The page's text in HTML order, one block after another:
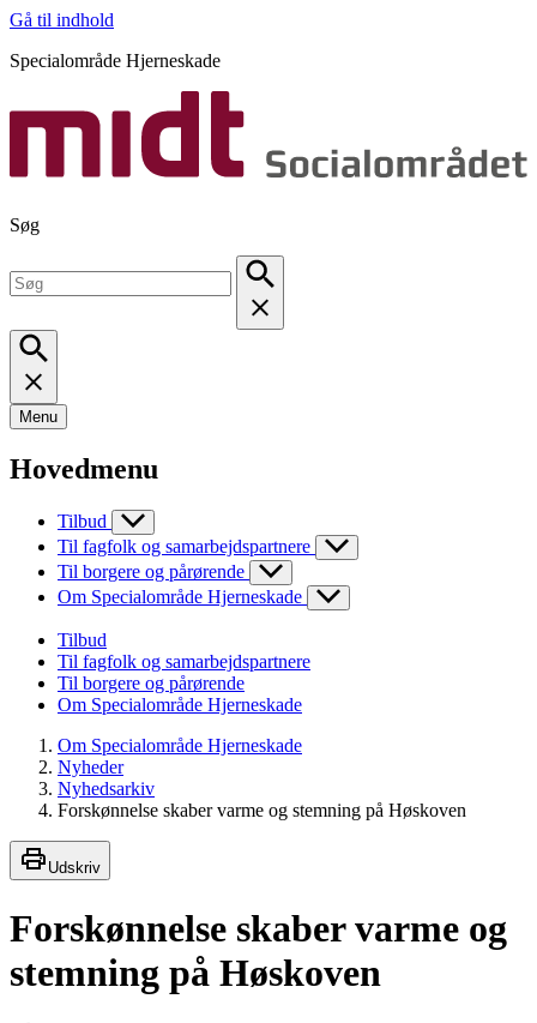
Gå til indhold
Specialområde Hjerneskade
Søg
Menu
Hovedmenu
Tilbud
Til fagfolk og samarbejdspartnere
Til borgere og pårørende
Om Specialområde Hjerneskade
Tilbud
Til fagfolk og samarbejdspartnere
Til borgere og pårørende
Om Specialområde Hjerneskade
Om Specialområde Hjerneskade
Nyheder
Nyhedsarkiv
Forskønnelse skaber varme og stemning på Høskoven
Udskriv
Forskønnelse skaber varme og
stemning på Høskoven